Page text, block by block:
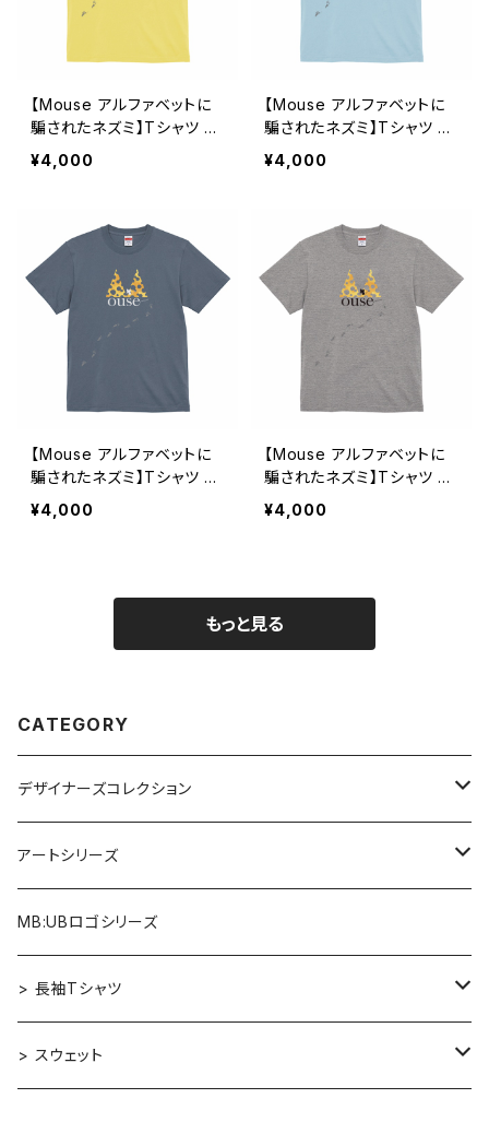
【Mouse アルファベットに
騙されたネズミ】Tシャツ ラ
イトイエロー ユニセックス
¥4,000
【Mouse アルファベットに
騙されたネズミ】Tシャツ ラ
イトブルー ユニセックス
¥4,000
【Mouse アルファベットに
騙されたネズミ】Tシャツ ヘ
イジーネイビー ユニセック
¥4,000
【Mouse アルファベットに
騙されたネズミ】Tシャツ ミ
ックスグレー ユニセックス
¥4,000
もっと見る
CATEGORY
デザイナーズコレクション
アルファベット×ヒヒ
アルファベット×マウス
アルファベット×フクロウ
アルファベット×トラ
アートシリーズ
Re:Mix
ゴッホ
カンディンスキー［Improvisation］
MB:UBロゴシリーズ
> 長袖Tシャツ
デザイナーズコレクション
> スウェット